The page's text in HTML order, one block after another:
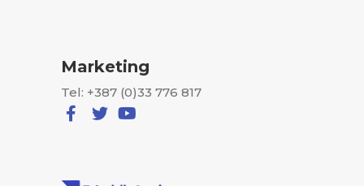
Marketing
Tel: +387 (0)33 776 817